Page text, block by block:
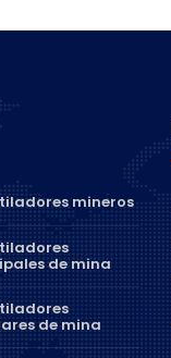
mineros
de mina
de mina